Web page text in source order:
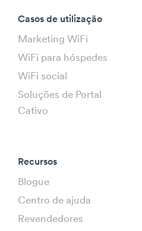
Casos de utilização
Marketing WiFi
WiFi para hóspedes
WiFi social
Soluções de Portal
Cativo
Recursos
Blogue
Centro de ajuda
Revendedores